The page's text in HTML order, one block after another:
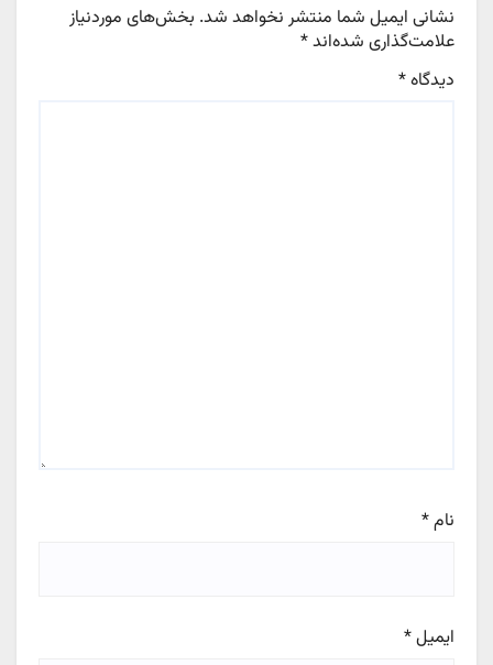
نشانی ایمیل شما منتشر نخواهد شد. بخش‌های موردنیاز
علامت‌گذاری شده‌اند*
دیدگاه*
نام*
ایمیل*